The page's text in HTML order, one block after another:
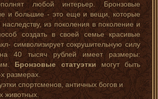
любой интерьер. Бронзовые
и большие - это еще и вещи, которые
из поколения в поколение и
создать в своей семье красивые
символизирует сокрушительную силу
40 тысяч рублей имеет размеры:
мм.Бронзовые статуэткимогут быть
размерах.
спортсменов, античных богов и
животных.